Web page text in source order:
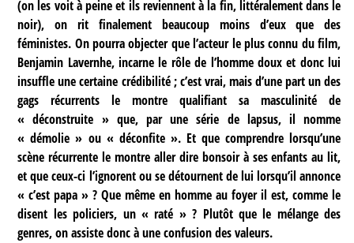
(on les voit à peine et ils reviennent à la fin, littéralement dans le
noir), on rit finalement beaucoup moins d’eux que des
féministes. On pourra objecter que l’acteur le plus connu du film,
Benjamin Lavernhe, incarne le rôle de l’homme doux et donc lui
insuffle une certaine crédibilité ; c’est vrai, mais d’une part un des
gags récurrents le montre qualifiant sa masculinité de
« déconstruite » que, par une série de lapsus, il nomme
« démolie » ou « déconfite ». Et que comprendre lorsqu’une
scène récurrente le montre aller dire bonsoir à ses enfants au lit,
et que ceux-ci l’ignorent ou se détournent de lui lorsqu’il annonce
« c’est papa » ? Que même en homme au foyer il est, comme le
disent les policiers, un « raté » ? Plutôt que le mélange des
genres, on assiste donc à une confusion des valeurs.